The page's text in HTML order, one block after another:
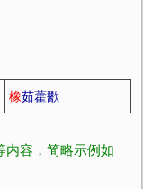
橡茹藿歠
内容，简略示例如